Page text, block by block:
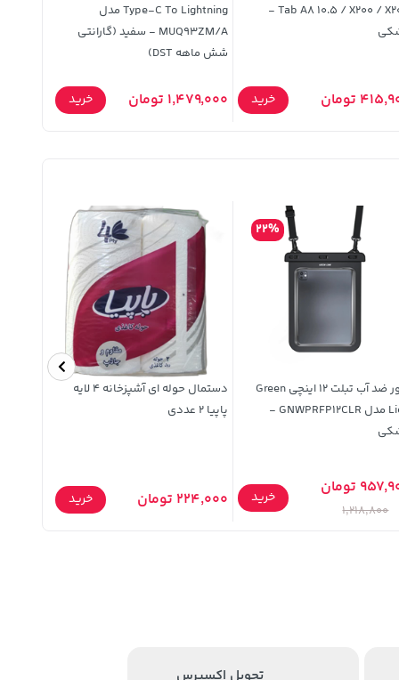
Tab A8 10.5 / X200 / X205 -
تومان خرید
Type-C To Lightning مدل
MUQ93ZM/A - سفید (گارانتی
شش ماهه DST)
1,479,000 تومان خرید
کاور ضد آب تبلت 12 اینچی Green
Lion مدل GNWPRFP12CLR -
22%
تومان
1,218,800
خرید
دستمال حوله ای آشپزخانه 4 لایه
پاپیا 2 عددی
224,000 تومان خرید